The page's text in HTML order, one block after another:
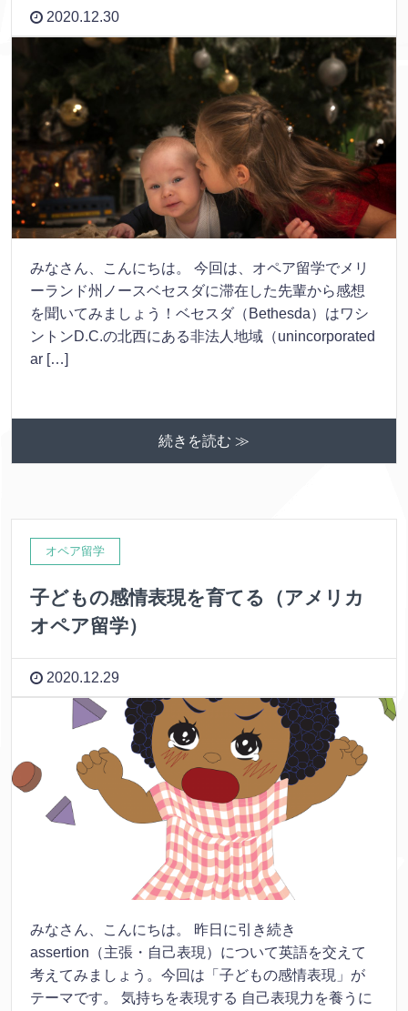
2020.12.30
みなさん、こんにちは。 今回は、オペア留学でメリ
ーランド州ノースベセスダに滞在した先輩から感想
を聞いてみましょう！ベセスダ（Bethesda）はワシ
ントンD.C.の北西にある非法人地域（unincorporated
ar […]
続きを読む ≫
オペア留学
子どもの感情表現を育てる（アメリカ
オペア留学）
2020.12.29
みなさん、こんにちは。 昨日に引き続き
assertion（主張・自己表現）について英語を交えて
考えてみましょう。今回は「子どもの感情表現」が
テーマです。 気持ちを表現する 自己表現力を養うに